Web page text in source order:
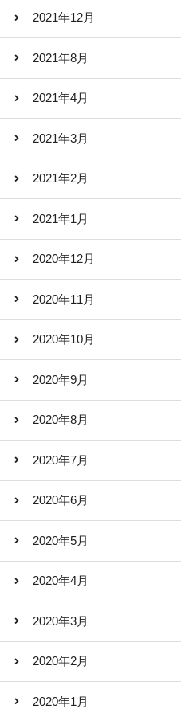
2021年12月
2021年8月
2021年4月
2021年3月
2021年2月
2021年1月
2020年12月
2020年11月
2020年10月
2020年9月
2020年8月
2020年7月
2020年6月
2020年5月
2020年4月
2020年3月
2020年2月
2020年1月